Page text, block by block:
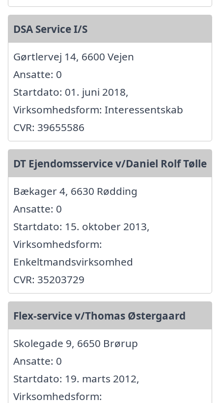
DSA Service I/S
Gørtlervej 14, 6600 Vejen
Ansatte: 0
Startdato: 01. juni 2018,
Virksomhedsform: Interessentskab
CVR: 39655586
DT Ejendomsservice v/Daniel Rolf Tølle
Bækager 4, 6630 Rødding
Ansatte: 0
Startdato: 15. oktober 2013,
Virksomhedsform:
Enkeltmandsvirksomhed
CVR: 35203729
Flex-service v/Thomas Østergaard
Skolegade 9, 6650 Brørup
Ansatte: 0
Startdato: 19. marts 2012,
Virksomhedsform: